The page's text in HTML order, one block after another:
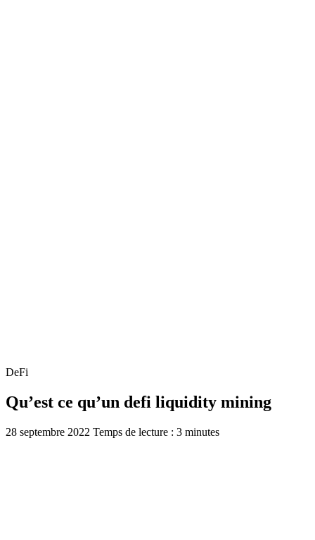
DeFi
Qu’est ce qu’un defi liquidity mining
28 septembre 2022 Temps de lecture : 3 minutes